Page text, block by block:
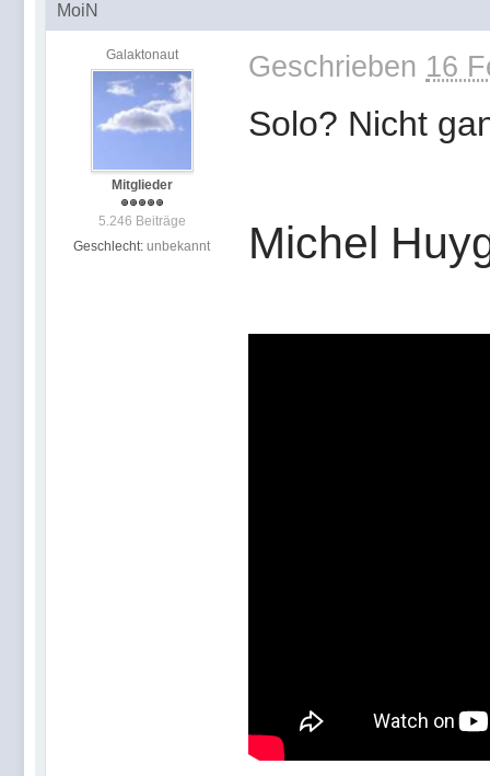
MoiN
Galaktonaut
Mitglieder
5.246 Beiträge
Geschlecht: unbekannt
Geschrieben 16
Solo? Nicht
Michel